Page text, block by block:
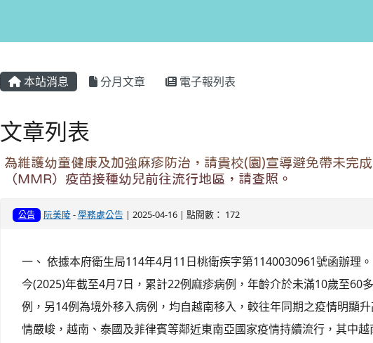
本站消息 分月文章 電子報列表
文章列表
為維護幼童健康及加強麻疹防治，請貴校(園)宣導避免帶未完
（MMR）疫苗接種幼兒前往流行地區，請查照。
公告 阮美陵-學務處公告 | 2025-04-16 | 點閱數： 172
一、 依據本府衛生局114年4月11日桃衛疾字第1140030961號函辦理
今(2025)年截至4月7日，累計22例麻疹病例，年齡介於未滿10歲至60
例，另14例為境外移入病例，均自越南移入，較往年同期之疫情明顯
情嚴峻，越南、泰國及菲律賓等鄰近東南亞國家疫情持續流行，其中